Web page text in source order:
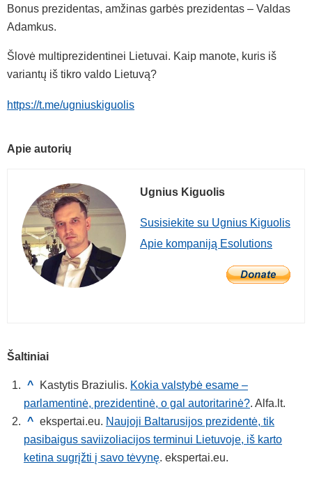
Bonus prezidentas, amžinas garbės prezidentas – Valdas
Adamkus.
Šlovė multiprezidentinei Lietuvai. Kaip manote, kuris iš
variantų iš tikro valdo Lietuvą?
https://t.me/ugniuskiguolis
Apie autorių
Ugnius Kiguolis
Susisiekite su Ugnius Kiguolis
Apie kompaniją Esolutions
Šaltiniai
^ Kastytis Braziulis. Kokia valstybė esame –
parlamentinė, prezidentinė, o gal autoritarinė?. Alfa.lt.
^ ekspertai.eu. Naujoji Baltarusijos prezidentė, tik
pasibaigus saviizoliacijos terminui Lietuvoje, iš karto
ketina sugrįžti į savo tėvynę. ekspertai.eu.